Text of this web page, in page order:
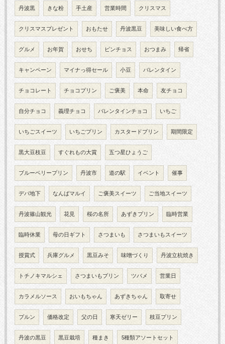
丹波黒 きな粉 手土産 営業時間 クリスマス
クリスマスプレゼント おもたせ 丹波黒豆 美味しい食べ方
グルメ お年賀 おせち ピンチョス おつまみ 帰省
キャンペーン マイナっ得セール 小豆 バレンタイン
チョコレート チョコプリン ご褒美 本命 友チョコ
自分チョコ 義理チョコ バレンタインチョコ いちご
いちごスイーツ いちごプリン カスタードプリン 期間限定
黒大豆枝豆 すぐれもの大賞 五つ星ひょうご
ブルーベリープリン 丹波市 道の駅 イベント 催事
デパ地下 なんばマルイ ご褒美スイーツ ご当地スイーツ
丹波篠山観光 花見 桜の名所 あずきプリン 臨時営業
臨時休業 母の日ギフト さつまいも さつまいもスイーツ
授賞式 兵庫グルメ 黒豆みそ 味噌づくり 丹波立杭焼き
トチノキマルシェ さつまいもプリン ツバメ 営業日
カラメルソース おいもちゃん あずきちゃん 取寄せ
プルン 価格改定 父の日 寒天ゼリー 枝豆プリン
丹波の黒豆 黒豆栽培 種まき 5種類アソートセット